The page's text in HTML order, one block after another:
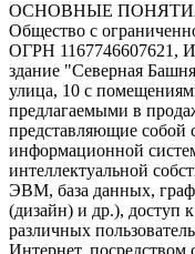
ОСНОВНЫЕ ПОНЯТИЯ:
Общество с
ОГРН 1167746607621,
здание "Северная
улица, 10 с
предлагаемыми в
представляющие собой
информационной
интеллектуальной
ЭВМ, база данных,
(дизайн) и др.), доступ
различных